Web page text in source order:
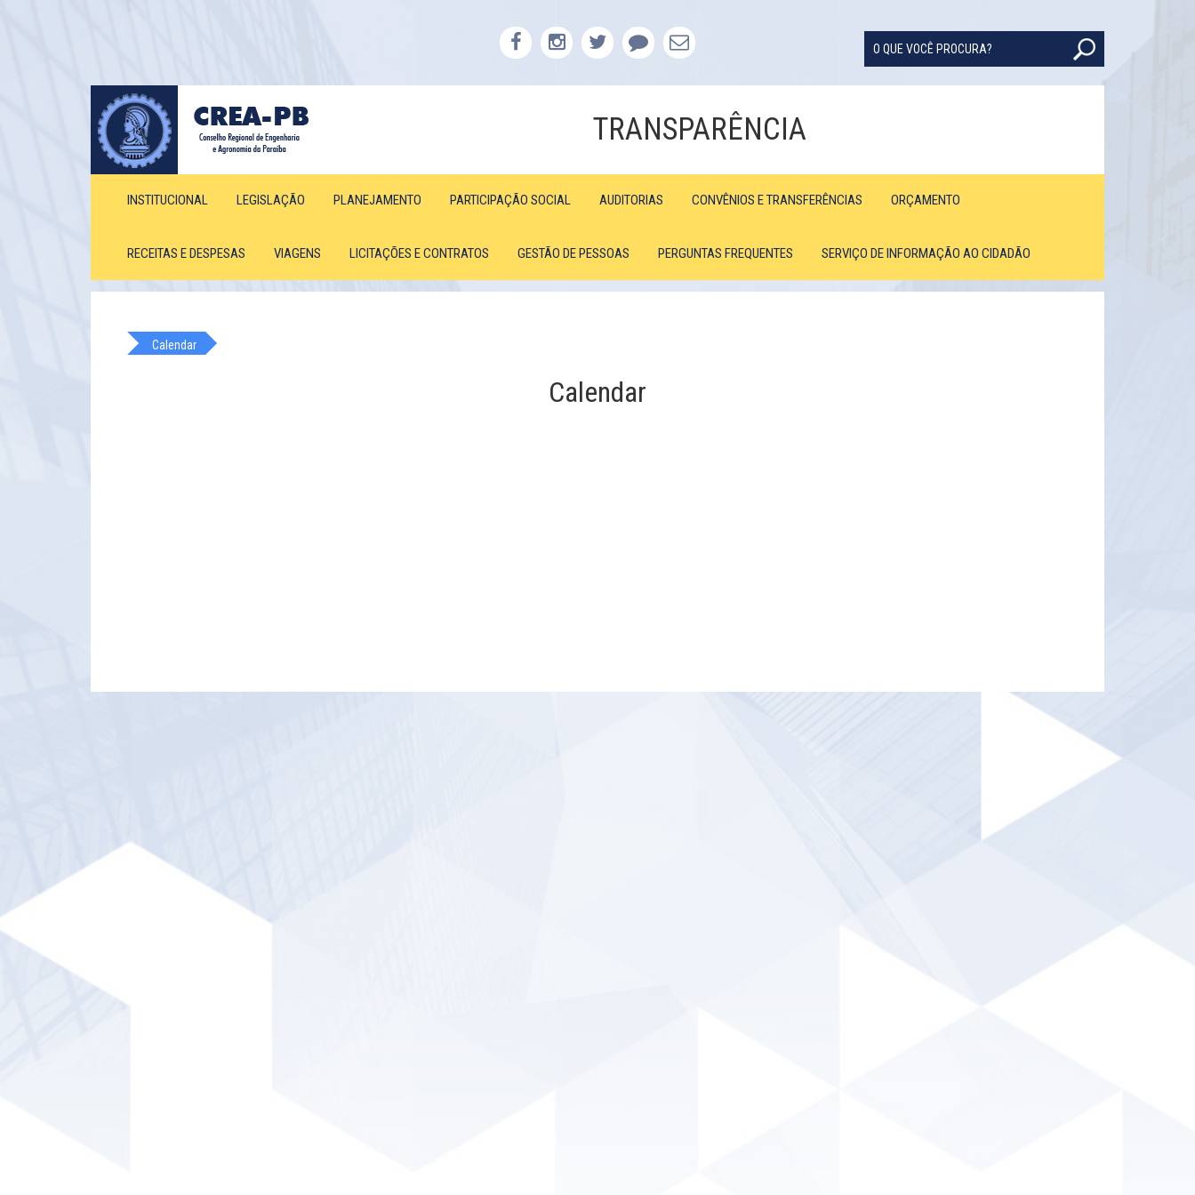
TRANSPARÊNCIA
INSTITUCIONAL LEGISLAÇÃO PLANEJAMENTO PARTICIPAÇÃO SOCIAL AUDITORIAS CONVÊNIOS E TRANSFERÊNCIAS ORÇAMENTO
RECEITAS E DESPESAS VIAGENS LICITAÇÕES E CONTRATOS GESTÃO DE PESSOAS PERGUNTAS FREQUENTES SERVIÇO DE INFORMAÇÃO AO CIDADÃO
Calendar
Calendar